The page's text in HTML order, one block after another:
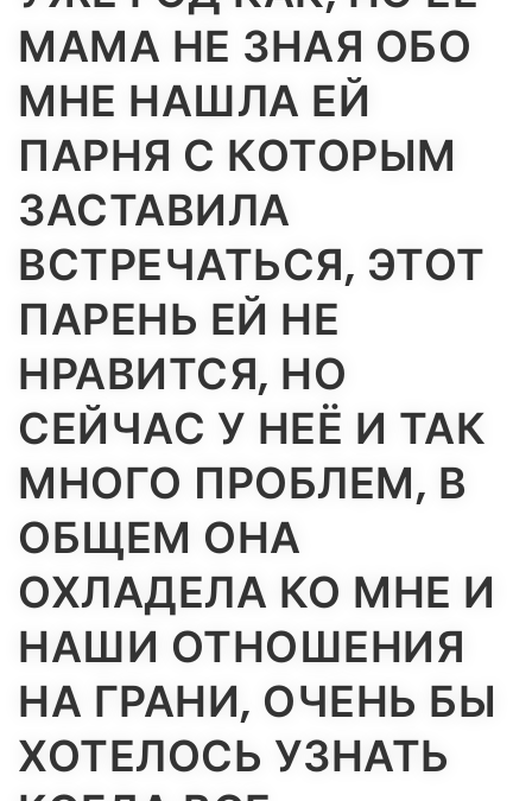
МАМА НЕ ЗНАЯ ОБО
МНЕ НАШЛА ЕЙ
ПАРНЯ С КОТОРЫМ
ЗАСТАВИЛА
ВСТРЕЧАТЬСЯ, ЭТОТ
ПАРЕНЬ ЕЙ НЕ
НРАВИТСЯ, НО
СЕЙЧАС У НЕЁ И ТАК
МНОГО ПРОБЛЕМ, В
ОБЩЕМ ОНА
ОХЛАДЕЛА КО МНЕ И
НАШИ ОТНОШЕНИЯ
НА ГРАНИ, ОЧЕНЬ БЫ
ХОТЕЛОСЬ УЗНАТЬ